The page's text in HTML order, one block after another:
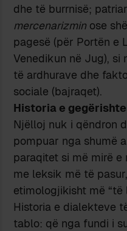
dhe të burrnisë;
mercenarizmin ose
pagesë (për Portën e
Venedikun në Jug), si
të ardhurave dhe
sociale (bajraqet).
Historia e
Njëlloj nuk i qëndron
pompuar nga shumë
paraqitet si më mirë
me leksik më të
etimologjikisht më
Historia e dialekteve
tablo: që nga fundi i